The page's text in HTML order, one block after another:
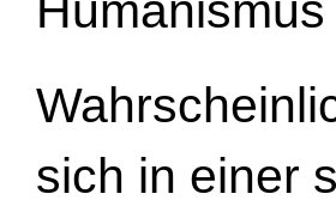
sich in einer